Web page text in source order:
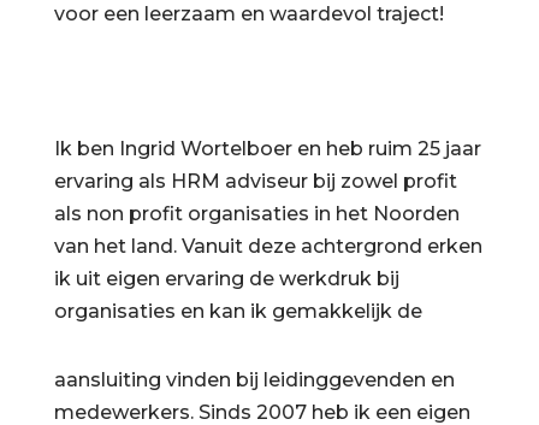
voor een leerzaam en waardevol traject!
Ik ben Ingrid Wortelboer en heb ruim 25 jaar
ervaring als HRM adviseur bij zowel profit
als non profit organisaties in het Noorden
van het land. Vanuit deze achtergrond erken
ik uit eigen ervaring de werkdruk bij
organisaties en kan ik gemakkelijk de
aansluiting vinden bij leidinggevenden en
medewerkers. Sinds 2007 heb ik een eigen